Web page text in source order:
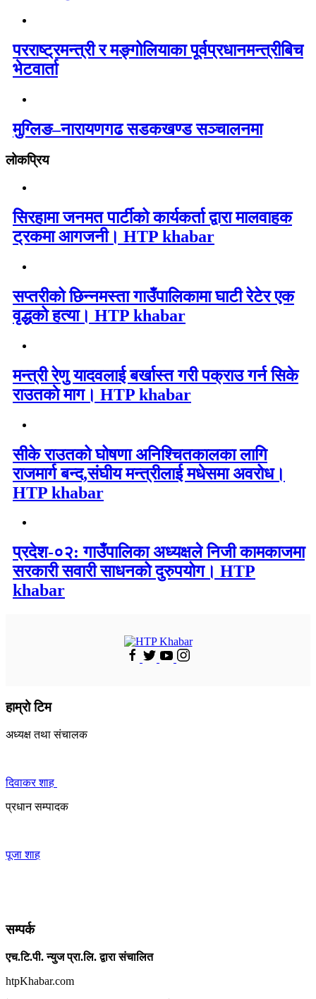
परराष्ट्रमन्त्री र मङ्गोलियाका पूर्वप्रधानमन्त्रीबिच
भेटवार्ता
मुग्लिङ–नारायणगढ सडकखण्ड सञ्चालनमा
लोकप्रिय
सिरहामा जनमत पार्टीको कार्यकर्ता द्वारा मालवाहक
ट्रकमा आगजनी। HTP khabar
सप्तरीको छिन्नमस्ता गाउँपालिकामा घाटी रेटेर एक
वृद्धको हत्या। HTP khabar
मन्त्री रेणु यादवलाई बर्खास्त गरी पक्राउ गर्न सिके
राउतकाे माग। HTP khabar
सीके राउतको घोषणा अनिश्चितकालका लागि
राजमार्ग बन्द,संघीय मन्त्रीलाई मधेसमा अवरोध।
HTP khabar
प्रदेश-०२: गाउँपालिका अध्यक्षले निजी कामकाजमा
सरकारी सवारी साधनको दुरुपयोग। HTP
khabar
हाम्रो टिम
अध्यक्ष तथा संचालक
दिवाकर शाह
प्रधान सम्पादक
पूजा शाह
सम्पर्क
एच.टि.पी. न्युज प्रा.लि. द्वारा संचालित
htpKhabar.com